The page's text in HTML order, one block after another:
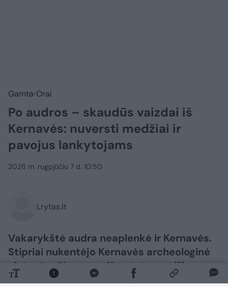
Gamta Orai
Po audros – skaudūs vaizdai iš
Kernavės: nuversti medžiai ir
pavojus lankytojams
2026 m. rugpjūčio 7 d. 10:50
Lrytas.lt
Vakarykštė audra neaplenkė ir Kernavės.
Stipriai nukentėjo Kernavės archeologinė
vietovė – čia gausu išvartytų medžių,
nulaužtų medžių viršūnių ir išlūžusių šakų,